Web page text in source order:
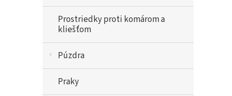
Prostriedky proti komárom a
kliešťom
Púzdra
Praky